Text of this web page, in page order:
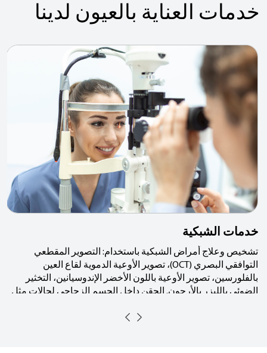
خدمات العناية بالعيون لدينا
خدمات الشبكية
تشخيص وعلاج أمراض الشبكية باستخدام: التصوير المقطعي
التوافقي البصري (OCT)، تصوير الأوعية الدموية لقاع العين
بالفلورسين، تصوير الأوعية باللون الأخضر الإندوسيانين، التخثير
الضوئي بالليزر بالأرجون. الحقن داخل الجسم الزجاجي لحالات مثل